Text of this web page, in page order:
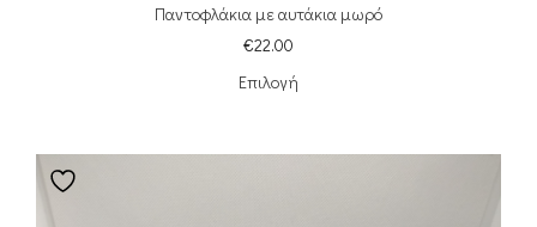
Παντοφλάκια με αυτάκια μωρό
€22.00
Επιλογή